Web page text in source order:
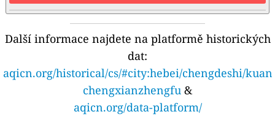
Další informace najdete na platformě historických
dat:
aqicn.org/historical/cs/#city:hebei/chengdeshi/kuan
chengxianzhengfu &
aqicn.org/data-platform/